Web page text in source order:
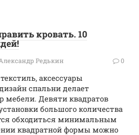
кровать. 10
Редькин 0
аксессуары
спальни делает
мебели. Девяти квадратов
большого количества
обходиться минимальным
квадратной формы можно